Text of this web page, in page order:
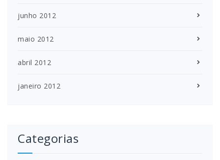
junho 2012
maio 2012
abril 2012
janeiro 2012
Categorias